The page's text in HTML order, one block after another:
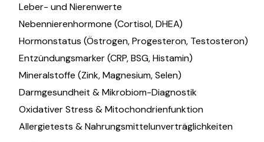
Leber- und Nierenwerte
Nebennierenhormone (Cortisol, DHEA)
Hormonstatus (Östrogen, Progesteron, Testosteron)
Entzündungsmarker (CRP, BSG, Histamin)
Mineralstoffe (Zink, Magnesium, Selen)
Darmgesundheit & Mikrobiom-Diagnostik
Oxidativer Stress & Mitochondrienfunktion
Allergietests & Nahrungsmittelunverträglichkeiten